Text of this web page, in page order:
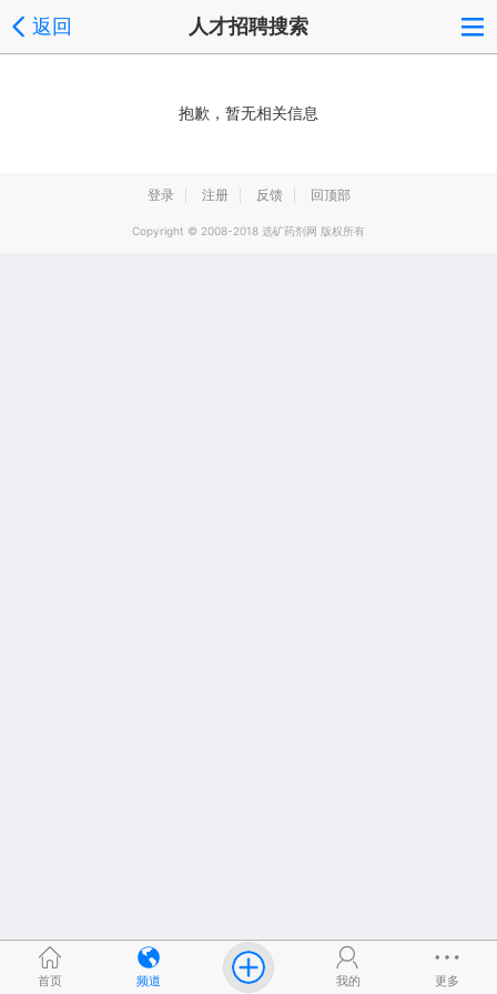
返回 人才招聘搜索
抱歉，暂无相关信息
登录 注册 反馈 回顶部
Copyright © 2008-2018 选矿药剂网 版权所有
首页 频道 我的 更多